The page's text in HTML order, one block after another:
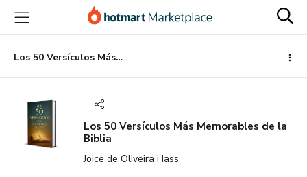
principal
página
de
página
Los 50 Versículos Más Memorables de la Biblia
Los 50 Versículos Más Memorables de la
Biblia
Joice de Oliveira Hass